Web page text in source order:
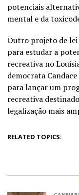
potenciais
mental e da
Outro projeto de
para estudar a
recreativa no
democrata
para lançar um
recreativa
legalização mais
RELATED TOPICS: